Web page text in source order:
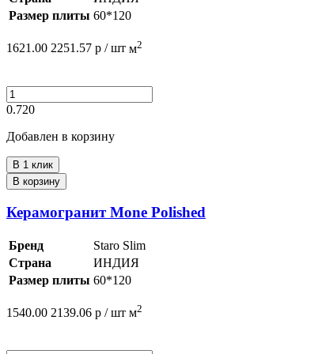
Размер плиты 60*120
1621.00 2251.57 р / шт м2
0.720
Добавлен в корзину
В 1 клик
В корзину
Керамогранит Mone Polished
Бренд
Staro Slim
Страна
ИНДИЯ
Размер плиты 60*120
1540.00 2139.06 р / шт м2